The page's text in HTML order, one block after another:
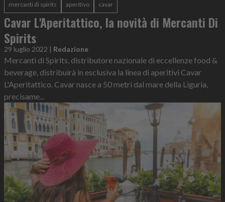
mercanti di spirits aperitivo cavar
Cavar L'Aperitattico, la novità di Mercanti Di
Spirits
29 luglio 2022 | Redazione
Mercanti di Spirits, distributore nazionale di eccellenze food &
beverage, distribuirà in esclusiva la linea di aperitivi Cavar
L'Aperitattico. Cavar nasce a 50 metri dal mare della Liguria,
precisame...